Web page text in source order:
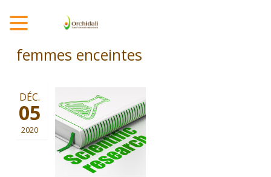
femmes enceintes
DÉC.
05
2020